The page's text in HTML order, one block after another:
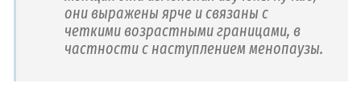
они выражены ярче и связаны с
четкими возрастными границами, в
частности с наступлением менопаузы.